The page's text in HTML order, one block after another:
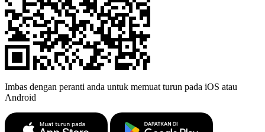
Imbas dengan peranti anda untuk memuat turun pada iOS atau
Android